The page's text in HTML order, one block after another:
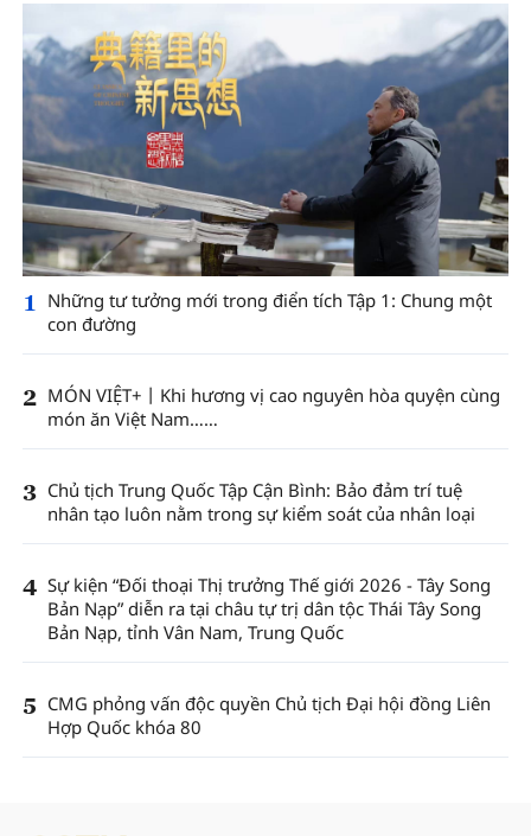
1
Những tư tưởng mới trong điển tích Tập 1: Chung một
con đường
2 MÓN VIỆT+丨Khi hương vị cao nguyên hòa quyện cùng
món ăn Việt Nam……
3 Chủ tịch Trung Quốc Tập Cận Bình: Bảo đảm trí tuệ
nhân tạo luôn nằm trong sự kiểm soát của nhân loại
4 Sự kiện “Đối thoại Thị trưởng Thế giới 2026 - Tây Song
Bản Nạp” diễn ra tại châu tự trị dân tộc Thái Tây Song
Bản Nạp, tỉnh Vân Nam, Trung Quốc
5 CMG phỏng vấn độc quyền Chủ tịch Đại hội đồng Liên
Hợp Quốc khóa 80